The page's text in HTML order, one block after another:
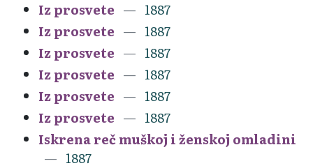
Iz prosvete
1887
Iz prosvete
1887
Iz prosvete
1887
Iz prosvete
1887
Iz prosvete
1887
Iz prosvete
1887
Iskrena reč muškoj i ženskoj omladini
1887